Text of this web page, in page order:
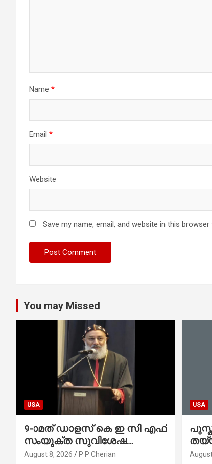
Name *
Email *
Website
Save my name, email, and website in this
You may Missed
USA
9-ാമത് ഡാളസ് കെ ഇ സി എഫ്
സംയുക്ത സുവിശേഷ
കൺവെൻഷനു
August 8, 2026 P P Cherian
USA